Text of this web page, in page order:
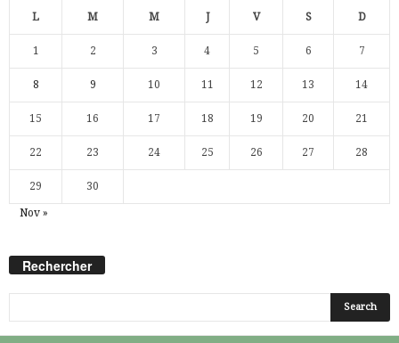
L M M J V S D
1 2 3 4 5 6 7
8 9 10 11 12 13 14
15 16 17 18 19 20 21
22 23 24 25 26 27 28
29 30
Nov »
Rechercher